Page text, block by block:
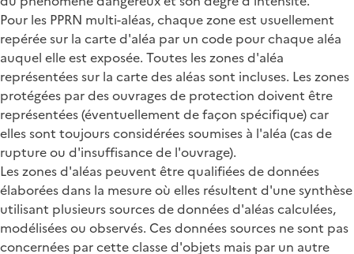
Pour les PPRN multi-aléas, chaque zone est usuellement
repérée sur la carte d'aléa par un code pour chaque aléa
auquel elle est exposée. Toutes les zones d'aléa
représentées sur la carte des aléas sont incluses. Les zones
protégées par des ouvrages de protection doivent être
représentées (éventuellement de façon spécifique) car
elles sont toujours considérées soumises à l'aléa (cas de
rupture ou d'insuffisance de l'ouvrage).
Les zones d'aléas peuvent être qualifiées de données
élaborées dans la mesure où elles résultent d'une synthèse
utilisant plusieurs sources de données d'aléas calculées,
modélisées ou observés. Ces données sources ne sont pas
concernées par cette classe d'objets mais par un autre